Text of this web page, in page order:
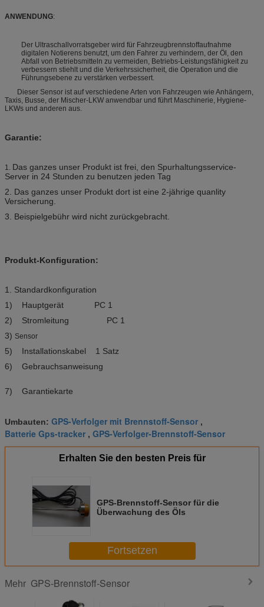
ANWENDUNG:
Der Ultraschallvorratsgeber wird für Fahrzeugbrennstoffaufnahme
digitalen Notierens benutzt, um den Fahrer zu verhindern, der Öl, den
Abfall von Betriebsmitteln zu vermeiden, Betriebs-Leistungsfähigkeit zu
verbessern stiehlt und die Verkehrssicherheit, die Operation und die
Führungsebene zu verstärken verbessert.
Dieser Sensor ist auf verschiedene Arten von Fahrzeugen wie Anhängern,
Taxis, Busse, der Mischer-LKW anwendbar und führt Maschinerie, Hygiene-
LKWs und anderen aus.
Garantie:
1. Das ganzes unser Produkt ist frei, den Spurhaltungsservice-
Server in 24 Stunden zu benutzen jeden Tag
2. Das ganzes unser Produkt dort ist eine 2-jährige quanlity
Versicherung.
3. Beispielgebühr wird nicht zurückgebracht.
Produkt-Konfiguration:
1. Standardkonfiguration
1) Hauptgerät PC 1
2) Stromleitung PC 1
3) Sensor
5) Installationskabel 1 Satz
6) Gebrauchsanweisung
7) Garantiekarte
Umbauten: GPS-Verfolger mit Brennstoff-Sensor ,
Batterie Gps-tracker , GPS-Verfolger-Brennstoff-Sensor
Erhalten Sie den besten Preis für
GPS-Brennstoff-Sensor für die
Überwachung des Öls
Fortsetzen
Mehr GPS-Brennstoff-Sensor